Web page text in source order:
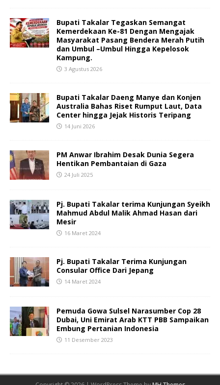
Bupati Takalar Tegaskan Semangat
Kemerdekaan Ke-81 Dengan Mengajak
Masyarakat Pasang Bendera Merah Putih
dan Umbul –Umbul Hingga Kepelosok
Kampung.
3 Agustus 2026
Bupati Takalar Daeng Manye dan Konjen
Australia Bahas Riset Rumput Laut, Data
Center hingga Jejak Historis Teripang
14 Juni 2026
PM Anwar Ibrahim Desak Dunia Segera
Hentikan Pembantaian di Gaza
24 Juli 2025
Pj. Bupati Takalar terima Kunjungan Syeikh
Mahmud Abdul Malik Ahmad Hasan dari
Mesir
16 Maret 2024
Pj. Bupati Takalar Terima Kunjungan
Consular Office Dari Jepang
14 Maret 2024
Pemuda Gowa Sulsel Narasumber Cop 28
Dubai, Uni Emirat Arab KTT PBB Sampaikan
Embung Pertanian Indonesia
11 Desember 2023